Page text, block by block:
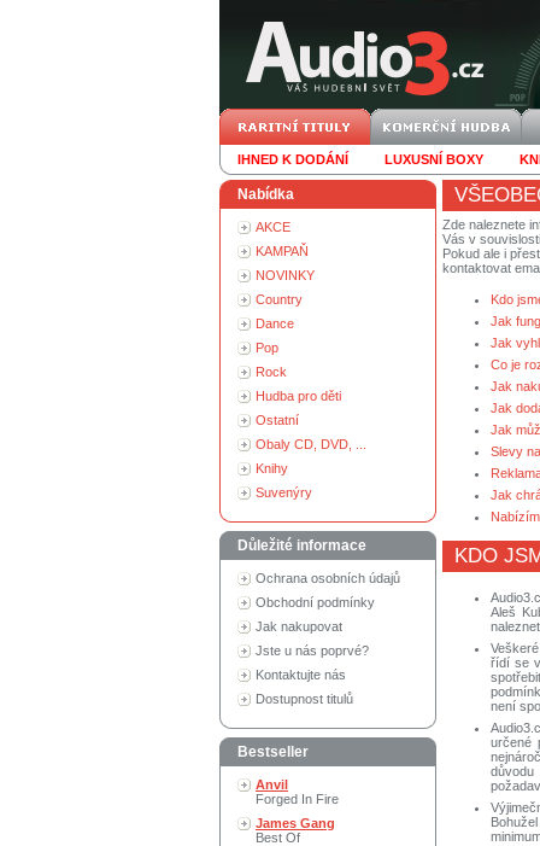
IHNED K DODÁNÍ LUXUSNÍ BOXY
Nabídka
AKCE
KAMPAŇ
NOVINKY
Country
Dance
Pop
Rock
Hudba pro děti
Ostatní
Obaly CD, DVD, ...
Knihy
Suvenýry
Důležité informace
Ochrana osobních údajů
Obchodní podmínky
Jak nakupovat
Jste u nás poprvé?
Kontaktujte nás
Dostupnost titulů
Bestseller
Anvil
Forged In Fire
James Gang
Best Of
Zde naleznete
Vás v
Pokud ale i
kontaktovat
Kdo
Jak
Jak
Co je
Jak
Jak
Jak
Slevy
Jak
KDO
Aleš
řídí se
není
určené